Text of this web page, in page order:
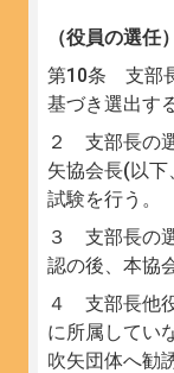
（役員の選任）
第10条 支部
基づき選出する
２ 支部長の
矢協会長(以
試験を行う。
３ 支部長の
認の後、本協
４ 支部長他
に所属してい
吹矢団体へ勧